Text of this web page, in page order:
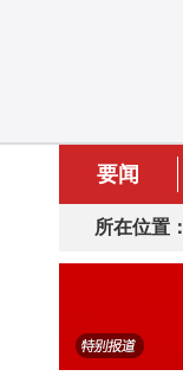
要闻
所在位置：